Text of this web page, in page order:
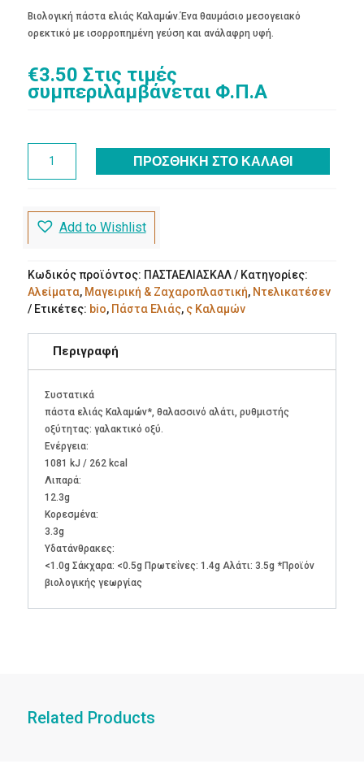
Βιολογική πάστα ελιάς Καλαμών.Ένα θαυμάσιο μεσογειακό
ορεκτικό με ισορροπημένη γεύση και ανάλαφρη υφή.
€3.50 Στις τιμές
συμπεριλαμβάνεται Φ.Π.Α
Ελιάς
Εκλεκτή
Κουζίνα
ποσότητα
ΠΡΟΣΘΉΚΗ ΣΤΟ ΚΑΛΆΘΙ
Add to Wishlist
Κωδικός προϊόντος: ΠΑΣΤΑΕΛΙΑΣΚΑΛ
Κατηγορίες:
Αλείματα, Μαγειρική & Ζαχαροπλαστική, Ντελικατέσεν
Ετικέτες: bio, Πάστα Ελιάς, ς Καλαμών
Περιγραφή
Συστατικά
πάστα ελιάς Καλαμών*, θαλασσινό αλάτι, ρυθμιστής
οξύτητας: γαλακτικό οξύ.
Ενέργεια:
1081 kJ / 262 kcal
Λιπαρά:
12.3g
Kορεσμένα:
3.3g
Υδατάνθρακες:
<1.0g Σάκχαρα: <0.5g Πρωτεΐνες: 1.4g Αλάτι: 3.5g *Προϊόν
βιολογικής γεωργίας
Related Products